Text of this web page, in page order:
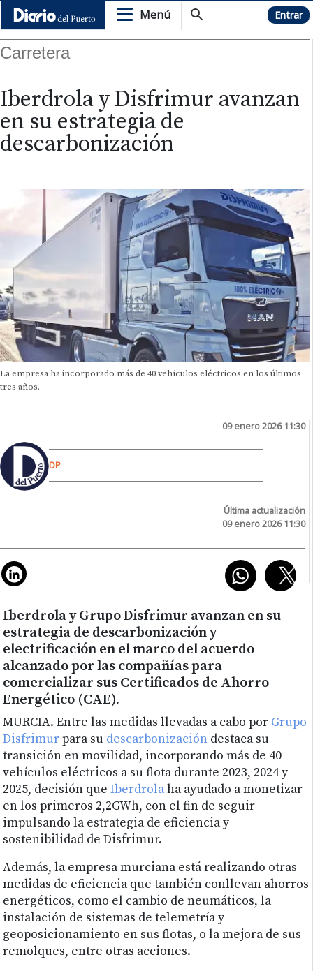
Menú Hemeroteca Entrar
Carretera
Iberdrola y Disfrimur avanzan
en su estrategia de
descarbonización
La empresa ha incorporado más de 40 vehículos eléctricos en los últimos
tres años.
09 enero 2026 11:30
DP
Última actualización
09 enero 2026 11:30
Iberdrola y Grupo Disfrimur avanzan en su
estrategia de descarbonización y
electrificación en el marco del acuerdo
alcanzado por las compañías para
comercializar sus Certificados de Ahorro
Energético (CAE).
MURCIA. Entre las medidas llevadas a cabo por Grupo
Disfrimurpara su descarbonización destaca su
transición en movilidad, incorporando más de 40
vehículos eléctricos a su flota durante 2023, 2024 y
2025, decisión queIberdrolaha ayudado a monetizar
en los primeros 2,2GWh, con el fin de seguir
impulsando la estrategia de eficiencia y
sostenibilidad de Disfrimur.
Además, la empresa murciana está realizando otras
medidas de eficiencia que también conllevan ahorros
energéticos, como el cambio de neumáticos, la
instalación de sistemas de telemetría y
geoposicionamiento en sus flotas, o la mejora de sus
remolques, entre otras acciones.